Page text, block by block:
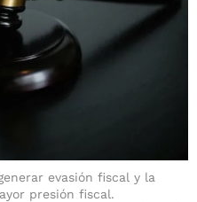
evasión fiscal y la
presión fiscal.